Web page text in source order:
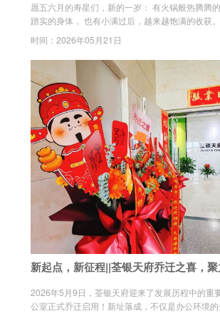
愿五六月的寿星们，新的一岁： 有火锅般热腾腾
踏实的身体， 也有小满过后，越来越饱满的收获。
时间：2026年05月21日
新起点，新征程||荃银天府乔迁之喜，
2026年5月9日，荃银天府迎来了发展历程中的
公室正式乔迁启用！新址落成，不仅是办公环境的